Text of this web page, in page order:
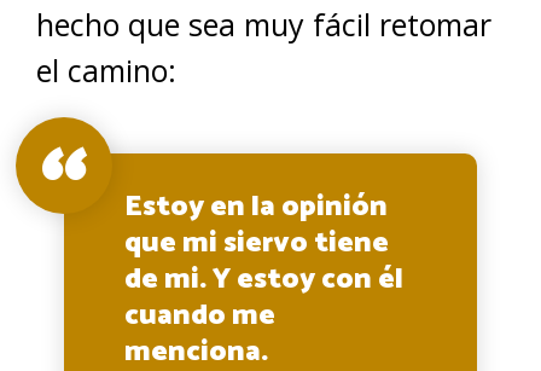
hecho que sea muy fácil retomar
el camino:
Estoy en la opinión
que mi siervo tiene
de mi. Y estoy con él
cuando me
menciona.